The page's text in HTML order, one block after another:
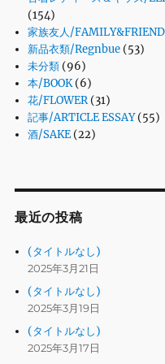
(154)
家族友人/FAMILY&FRIEND
新品衣類/Regnbue (53)
未分類 (96)
本/BOOK(6)
花/FLOWER(31)
記事/ARTICLE ESSAY(55)
酒/SAKE (22)
最近の投稿
(タイトルなし)
2025年3月21日
(タイトルなし)
2025年3月19日
(タイトルなし)
2025年3月17日